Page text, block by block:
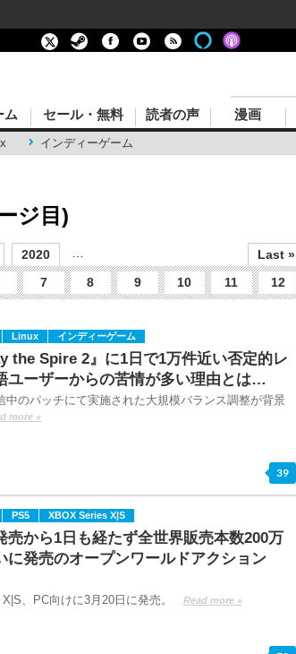
インディーゲーム
ム セール・無料 読者の声 漫画
ジ目)
2020
Last »
7 8 9 10 11 12
Linux インディーゲーム
the Spire 2』に1日で1万件近い否定的レ
ユーザーからの苦情が多い理由とは…
中のパッチにて実施された大規模バランス調整が背景
more »
39
PS5 XBOX Series X|S
売から1日も経たず全世界販売本数200万
に発売のオープンワールドアクション
、PC向けに3月20日に発売。 Read more »